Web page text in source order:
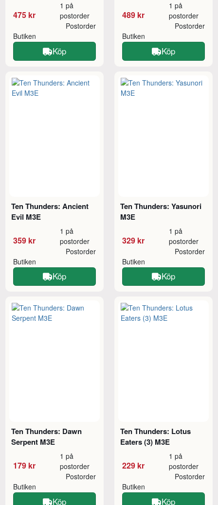
475 kr
1 på
postorder
Butiken
Postorder
Köp
489 kr
1 på
postorder
Butiken
Postorder
Köp
Ten Thunders: Ancient
Evil M3E
359 kr
1 på
postorder
Butiken
Postorder
Köp
Ten Thunders: Yasunori
M3E
329 kr
1 på
postorder
Butiken
Postorder
Köp
Ten Thunders: Dawn
Serpent M3E
179 kr
1 på
postorder
Butiken
Postorder
Köp
Ten Thunders: Lotus
Eaters (3) M3E
229 kr
1 på
postorder
Butiken
Postorder
Köp